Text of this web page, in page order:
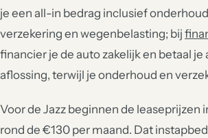
je een all-in bedrag inclusief
verzekering en wegenbelasting; bij
financier je de auto zakelijk en betaal je
aflossing, terwijl je onderhoud en
Voor de Jazz beginnen de leaseprijzen
rond de €130 per maand. Dat